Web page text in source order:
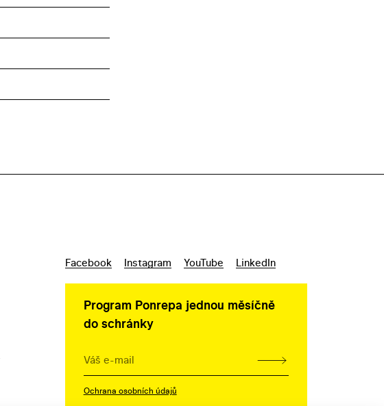
Facebook Instagram YouTube LinkedIn
Program Ponrepa jednou měsíčně
do schránky
Ochrana osobních údajů